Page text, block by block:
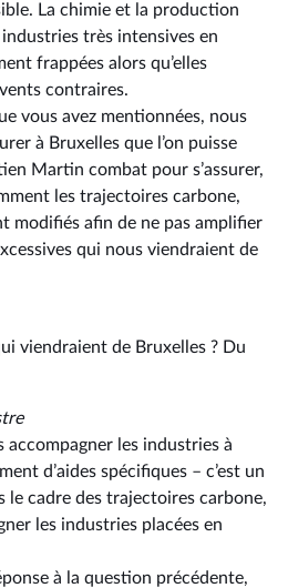
La chimie et la production
très intensives en
frappées alors qu’elles
contraires.
vous avez mentionnées, nous
à Bruxelles que l’on puisse
Martin combat pour s’assurer,
les trajectoires carbone,
modifiés afin de ne pas amplifier
qui nous viendraient de
viendraient de Bruxelles ? Du
accompagner les industries à
d’aides spécifiques –⁠ c’est un
le cadre des trajectoires carbone,
les industries placées en
à la question précédente,